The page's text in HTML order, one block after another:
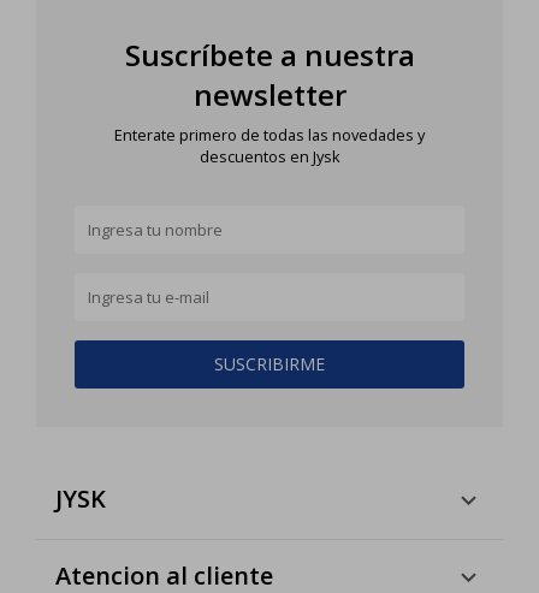
Suscríbete a nuestra
newsletter
Enterate primero de todas las novedades y
descuentos en Jysk
SUSCRIBIRME
JYSK
Atencion al cliente